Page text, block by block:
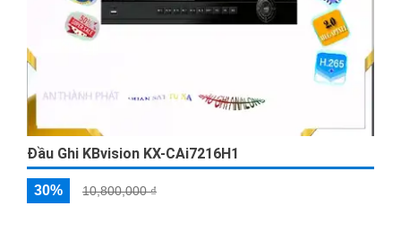
Đầu Ghi KBvision KX-CAi7216H1
30% 10,800,000 ₫